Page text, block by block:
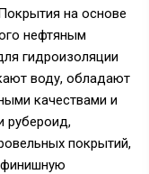
на основе
нефтяным
гидроизоляции
воду, обладают
качествами и
рубероид,
покрытий,